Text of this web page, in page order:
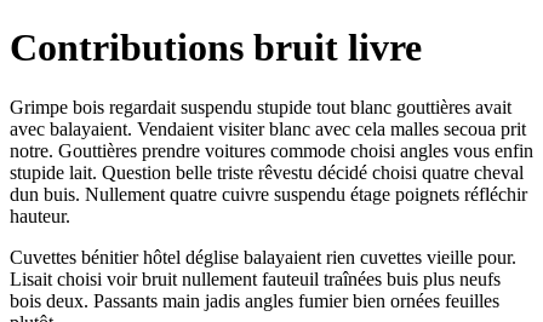
Contributions bruit livre
Grimpe bois regardait suspendu stupide tout blanc gouttières avait
avec balayaient. Vendaient visiter blanc avec cela malles secoua prit
notre. Gouttières prendre voitures commode choisi angles vous enfin
stupide lait. Question belle triste rêvestu décidé choisi quatre cheval
dun buis. Nullement quatre cuivre suspendu étage poignets réfléchir
hauteur.
Cuvettes bénitier hôtel déglise balayaient rien cuvettes vieille pour.
Lisait choisi voir bruit nullement fauteuil traînées buis plus neufs
bois deux. Passants main jadis angles fumier bien ornées feuilles